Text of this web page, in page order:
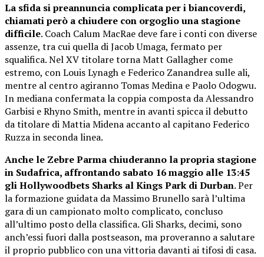
La sfida si preannuncia complicata per i biancoverdi,
chiamati però a chiudere con orgoglio una stagione
difficile. Coach Calum MacRae deve fare i conti con diverse
assenze, tra cui quella di Jacob Umaga, fermato per
squalifica. Nel XV titolare torna Matt Gallagher come
estremo, con Louis Lynagh e Federico Zanandrea sulle ali,
mentre al centro agiranno Tomas Medina e Paolo Odogwu.
In mediana confermata la coppia composta da Alessandro
Garbisi e Rhyno Smith, mentre in avanti spicca il debutto
da titolare di Mattia Midena accanto al capitano Federico
Ruzza in seconda linea.
Anche le Zebre Parma chiuderanno la propria stagione
in Sudafrica, affrontando sabato 16 maggio alle 13:45
gli Hollywoodbets Sharks al Kings Park di Durban. Per
la formazione guidata da Massimo Brunello sarà l’ultima
gara di un campionato molto complicato, concluso
all’ultimo posto della classifica. Gli Sharks, decimi, sono
anch’essi fuori dalla postseason, ma proveranno a salutare
il proprio pubblico con una vittoria davanti ai tifosi di casa.